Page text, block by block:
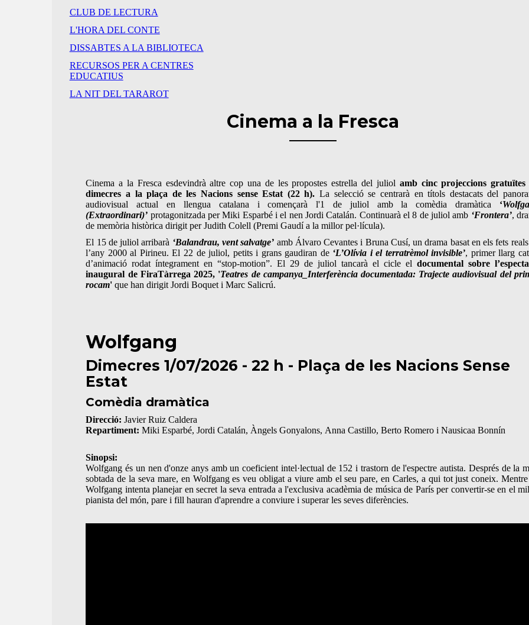
CLUB DE LECTURA
L'HORA DEL CONTE
DISSABTES A LA BIBLIOTECA
RECURSOS PER A CENTRES
EDUCATIUS
LA NIT DEL TARAROT
Cinema a la Fresca
Cinema a la Fresca esdevindrà altre cop una de les propostes estrella del juliol amb cinc projeccions gratuïtes
dimecres a la plaça de les Nacions sense Estat (22 h). La selecció se centrarà en títols destacats del
audiovisual actual en llengua catalana i començarà l'1 de juliol amb la comèdia dramàtica ‘
(Extraordinari)’ protagonitzada per Miki Esparbé i el nen Jordi Catalán. Continuarà el 8 de juliol amb ‘Frontera’,
de memòria històrica dirigit per Judith Colell (Premi Gaudí a la millor pel·lícula).
El 15 de juliol arribarà ‘Balandrau, vent salvatge’ amb Álvaro Cevantes i Bruna Cusí, un drama basat en els fets
l’any 2000 al Pirineu. El 22 de juliol, petits i grans gaudiran de ‘L’Olívia i el terratrèmol invisible’, primer llarg
d’animació rodat íntegrament en “stop-motion”. El 29 de juliol tancarà el cicle eldocumental sobre
inaugural de FiraTàrrega 2025, 'Teatres de campanya_Interferència documentada: Trajecte audiovisual del
rocam'que han dirigit Jordi Boquet i Marc Salicrú.
Wolfgang
Dimecres 1/07/2026 - 22 h - Plaça de les Nacions Sense
Estat
Comèdia dramàtica
Direcció:Javier Ruiz Caldera
Repartiment:Miki Esparbé, Jordi Catalán, Àngels Gonyalons, Anna Castillo, Berto Romero i Nausicaa Bonnín
Sinopsi:
Wolfgang és un nen d'onze anys amb un coeficient intel·lectual de 152 i trastorn de l'espectre autista. Després de la
sobtada de la seva mare, en Wolfgang es veu obligat a viure amb el seu pare, en Carles, a qui tot just coneix. Mentre
Wolfgang intenta planejar en secret la seva entrada a l'exclusiva acadèmia de música de París per convertir-se en el
pianista del món, pare i fill hauran d'aprendre a conviure i superar les seves diferències.